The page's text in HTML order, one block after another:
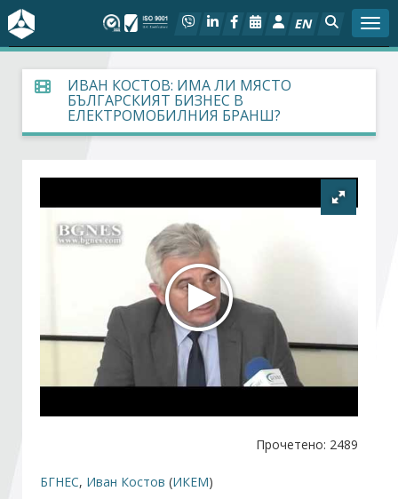
EN
За БСК
На фокус
Арбитражен съд
ИВАН КОСТОВ: ИМА ЛИ МЯСТО
БЪЛГАРСКИЯТ БИЗНЕС В
ЕЛЕКТРОМОБИЛНИЯ БРАНШ?
Прочетено: 2489
БГНЕС, Иван Костов (ИКЕМ)